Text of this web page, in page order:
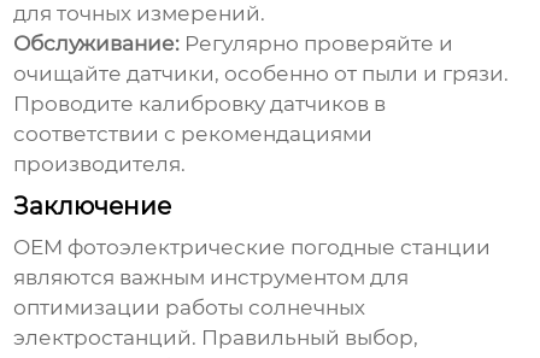
для точных измерений.
Обслуживание: Регулярно проверяйте и
очищайте датчики, особенно от пыли и грязи.
Проводите калибровку датчиков в
соответствии с рекомендациями
производителя.
Заключение
OEM фотоэлектрические погодные станции
являются важным инструментом для
оптимизации работы солнечных
электростанций. Правильный выбор,